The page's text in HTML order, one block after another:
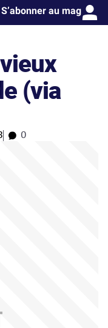
S’abonner au mag
(via
0